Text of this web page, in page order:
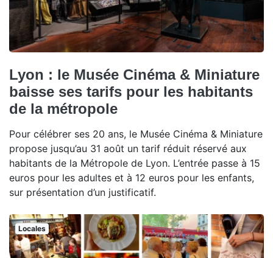
Lyon : le Musée Cinéma & Miniature
baisse ses tarifs pour les habitants
de la métropole
Pour célébrer ses 20 ans, le Musée Cinéma & Miniature
propose jusqu’au 31 août un tarif réduit réservé aux
habitants de la Métropole de Lyon. L’entrée passe à 15
euros pour les adultes et à 12 euros pour les enfants,
sur présentation d’un justificatif.
Locales